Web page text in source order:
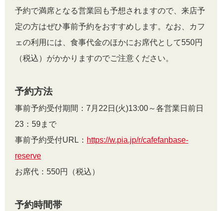
予約で満席となる営業回も予想されますので、来店予
定の方はぜひ事前予約をおすすめします。なお、カフ
ェの利用には、食事代金のほかにお席代として550円
（税込）がかかりますのでご注意ください。
予約方法
事前予約受付期間：7月22日(火)13:00～各営業日前日
23：59まで
事前予約受付URL： https://w.pia.jp/r/cafefanbase-
reserve
お席代：550円（税込）
予約時間帯